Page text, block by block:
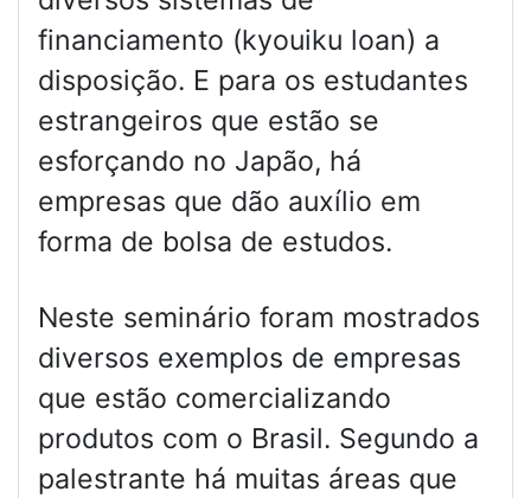
financiamento (kyouiku loan) a
disposição. E para os estudantes
estrangeiros que estão se
esforçando no Japão, há
empresas que dão auxílio em
forma de bolsa de estudos.
Neste seminário foram mostrados
diversos exemplos de empresas
que estão comercializando
produtos com o Brasil. Segundo a
palestrante há muitas áreas que